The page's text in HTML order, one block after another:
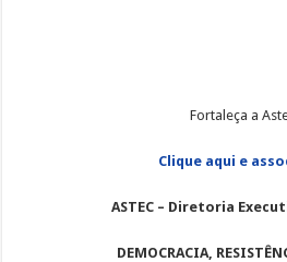
Fortaleça a
Clique aqui e
ASTEC – Diretoria
DEMOCRACIA,